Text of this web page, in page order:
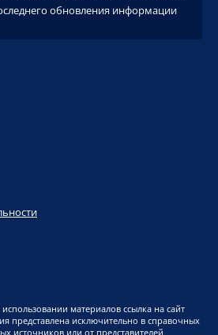
обновления информации
материалов ссылка на сайт
представлена исключительно в справочных
источников или от представителей